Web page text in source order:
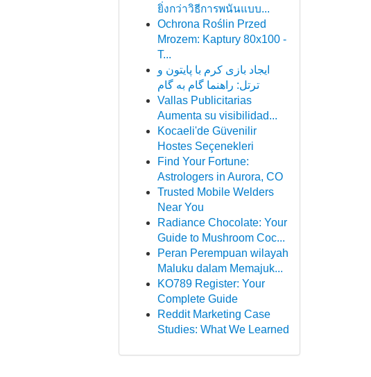
ยิ่งกว่าวิธีการพนันแบบ...
Ochrona Roślin Przed
Mrozem: Kaptury 80x100 -
T...
ایجاد بازی کرم با پایتون و
ترتل: راهنما گام به گام
Vallas Publicitarias
Aumenta su visibilidad...
Kocaeli'de Güvenilir
Hostes Seçenekleri
Find Your Fortune:
Astrologers in Aurora, CO
Trusted Mobile Welders
Near You
Radiance Chocolate: Your
Guide to Mushroom Coc...
Peran Perempuan wilayah
Maluku dalam Memajuk...
KO789 Register: Your
Complete Guide
Reddit Marketing Case
Studies: What We Learned